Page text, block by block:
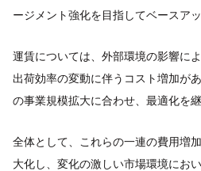
ージメント強化を目指してベースア
運賃については、外部環境の影響に
出荷効率の変動に伴うコスト増加が
の事業規模拡大に合わせ、最適化を
全体として、これらの一連の費用増
大化し、変化の激しい市場環境にお